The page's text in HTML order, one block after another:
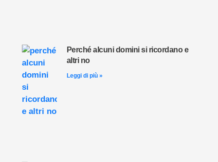
Perché alcuni domini si ricordano e
altri no
Leggi di più »